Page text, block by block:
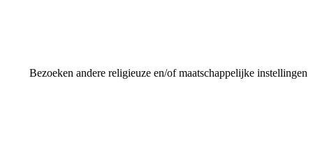
Bezoeken andere religieuze en/of